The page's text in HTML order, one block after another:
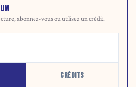
abonnez-vous ou utilisez un crédit.
CRÉDITS